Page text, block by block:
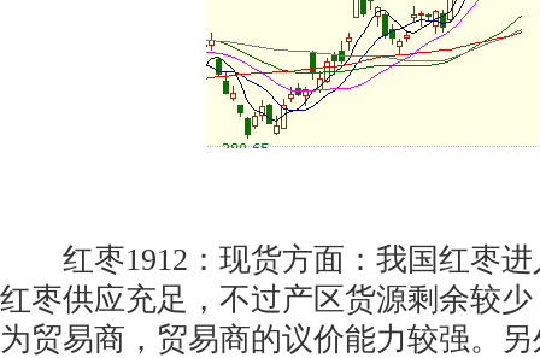
红枣1912：现货方面：我国红枣进
红枣供应充足，不过产区货源剩余较
为贸易商，贸易商的议价能力较强。